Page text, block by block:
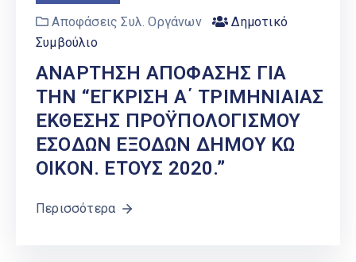
Αποφάσεις Συλ. Οργάνων
Δημοτικό
Συμβούλιο
ΑΝΑΡΤΗΣΗ ΑΠΟΦΑΣΗΣ ΓΙΑ
ΤΗΝ “ΕΓΚΡΙΣΗ Α΄ ΤΡΙΜΗΝΙΑΙΑΣ
ΕΚΘΕΣΗΣ ΠΡΟΫΠΟΛΟΓΙΣΜΟΥ
ΕΣΟΔΩΝ ΕΞΟΔΩΝ ΔΗΜΟΥ ΚΩ
ΟΙΚΟΝ. ΕΤΟΥΣ 2020.”
Περισσότερα